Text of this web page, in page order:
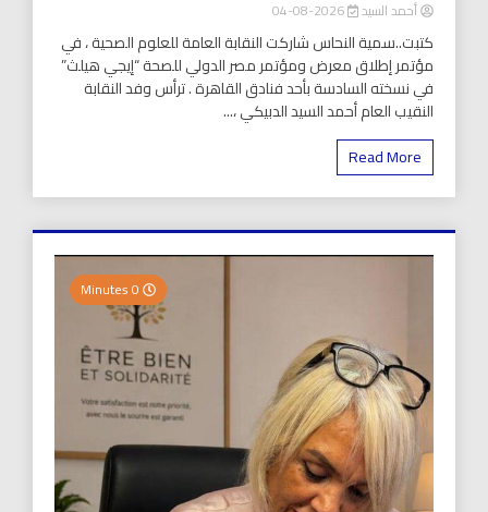
أحمد السيد 2026-08-04
كتبت..سمية النحاس شاركت النقابة العامة للعلوم الصحية ، في
مؤتمر إطلاق معرض ومؤتمر مصر الدولي للصحة “إيجي هيلث”
في نسخته السادسة بأحد فنادق القاهرة . ترأس وفد النقابة
النقيب العام أحمد السيد الدبيكي ،...
Read More